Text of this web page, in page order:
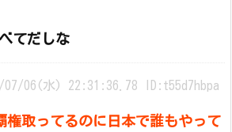
てだしな
07/06(水) 22:31:36.78 ID:t55d7hbpa
権取ってるのに日本で誰もやって